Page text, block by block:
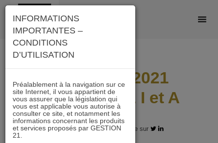
Skip
content
Lettre mai 2021
ACTIONS 21 I et A
11.06.2021 - Partagez l'article sur
INFORMATIONS
IMPORTANTES –
CONDITIONS
D’UTILISATION
Préalablement à la navigation sur ce
site Internet, il vous appartient de
vous assurer que la législation qui
vous est applicable vous autorise à
consulter ce site, et notamment les
informations concernant les produits
et services proposés par GESTION
21.